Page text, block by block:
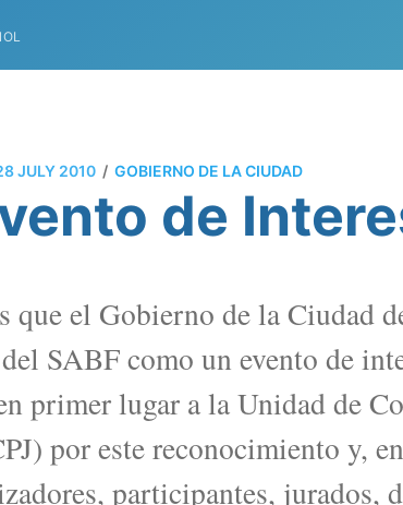
JULY 2010 / GOBIERNO DE LA CIUDAD
de
que el Gobierno de la Ciudad
SABF como un evento de
primer lugar a la Unidad de
por este reconocimiento y,
participantes, jurados,